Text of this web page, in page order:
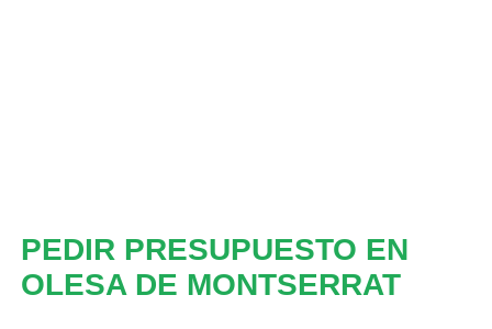
PEDIR PRESUPUESTO EN
OLESA DE MONTSERRAT